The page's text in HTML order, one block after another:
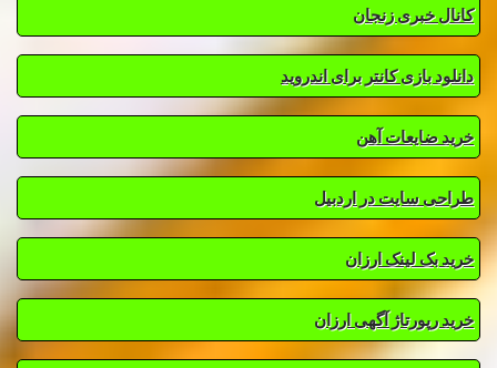
کانال خبری زنجان
دانلود بازی کانتر برای اندروید
خرید ضایعات آهن
طراحی سایت در اردبیل
خرید بک لینک ارزان
خرید رپورتاژ آگهی ارزان